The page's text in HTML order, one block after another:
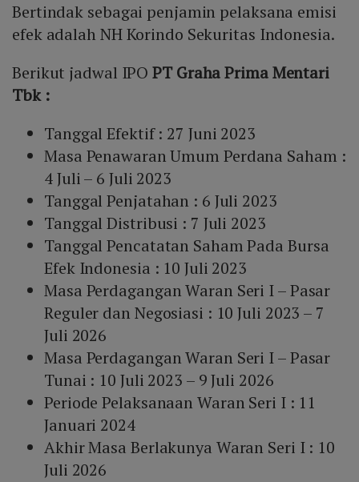
Bertindak sebagai penjamin pelaksana emisi
efek adalah NH Korindo Sekuritas Indonesia.
Berikut jadwal IPOPT Graha Prima Mentari
Tbk :
Tanggal Efektif : 27 Juni 2023
Masa Penawaran Umum Perdana Saham :
4 Juli – 6 Juli 2023
Tanggal Penjatahan : 6 Juli 2023
Tanggal Distribusi : 7 Juli 2023
Tanggal Pencatatan Saham Pada Bursa
Efek Indonesia : 10 Juli 2023
Masa Perdagangan Waran Seri I – Pasar
Reguler dan Negosiasi : 10 Juli 2023 – 7
Juli 2026
Masa Perdagangan Waran Seri I – Pasar
Tunai : 10 Juli 2023 – 9 Juli 2026
Periode Pelaksanaan Waran Seri I : 11
Januari 2024
Akhir Masa Berlakunya Waran Seri I : 10
Juli 2026